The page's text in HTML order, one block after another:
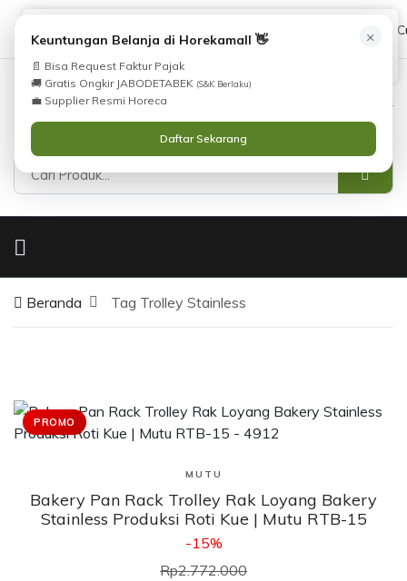
(021) 38783380 08551688000
Masuk
×
Keuntungan Belanja di Horekamall 👋
📄 Bisa Request Faktur Pajak
🚚 Gratis Ongkir JABODETABEK (S&K Berlaku)
💼 Supplier Resmi Horeca
Daftar Sekarang
Beranda Tag Trolley Stainless
PROMO
Lihat Produk
MUTU
Bakery Pan Rack Trolley Rak Loyang Bakery
Stainless Produksi Roti Kue | Mutu RTB-15
-15%
Rp2.772.000
i
Silahkan lihatKatalog
Hubungi Kami